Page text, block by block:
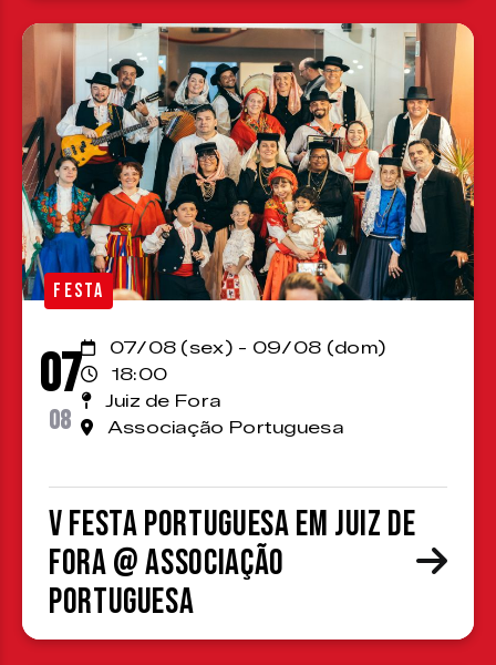
FESTA
07
08
07/08 (sex) - 09/08 (dom)
18:00
Juiz de Fora
Associação Portuguesa
V Festa Portuguesa em Juiz de
Fora @ Associação
Portuguesa